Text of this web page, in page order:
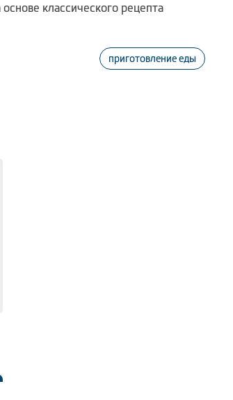
классического рецепта
приготовление еды